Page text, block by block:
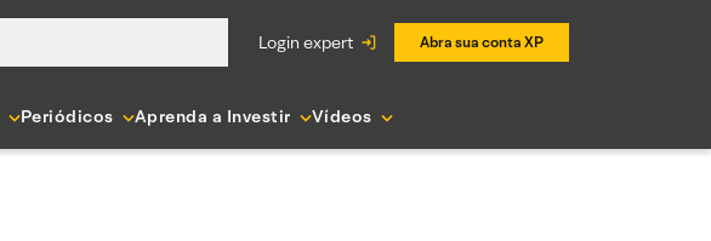
login expert Abra sua conta XP
Periódicos Aprenda a Investir Vídeos